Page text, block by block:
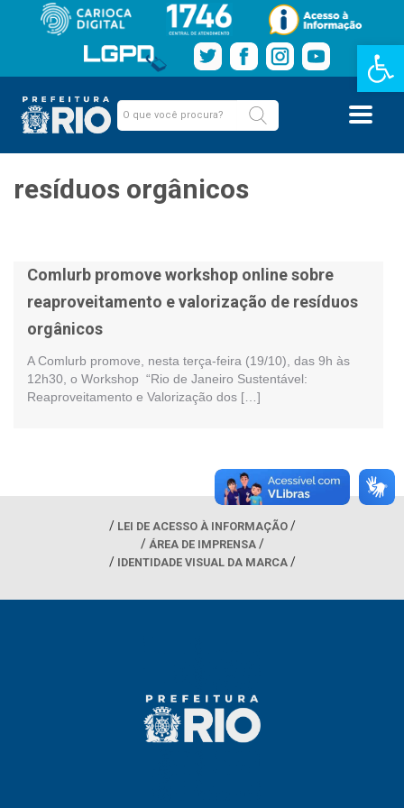
Barra de
resíduos orgânicos
Comlurb promove workshop online sobre
reaproveitamento e valorização de resíduos
orgânicos
A Comlurb promove, nesta terça-feira (19/10), das 9h às
12h30, o Workshop “Rio de Janeiro Sustentável:
Reaproveitamento e Valorização dos […]
LEI DE ACESSO À INFORMAÇÃO
ÁREA DE IMPRENSA
IDENTIDADE VISUAL DA MARCA